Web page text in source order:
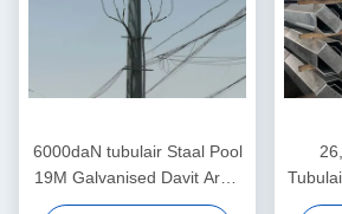
6000daN tubulair Staal Pool
19M Galvanised Davit Arm-
Transmissie
de